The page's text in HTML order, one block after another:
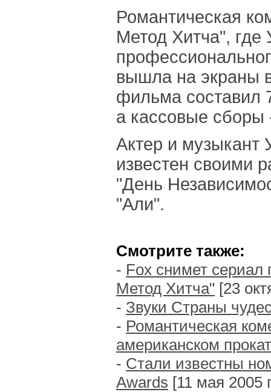
Романтическая
Метод Хитча", где
вышла на экраны
фильма составил
а кассовые сборы
Актер и музыкант
известен своими
"День
"Али".
Смотрите также:
- Fox снимет
Метод Хитча" [23
- Звуки Страны
- Романтическая
американском
- Стали известны
Awards [11 мая 2005